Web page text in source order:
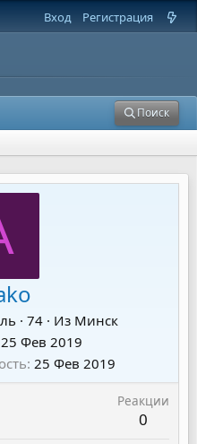
Вход Регистрация
Поиск
· 74 · Из Минск
25 Фев 2019
25 Фев 2019
Реакции
0